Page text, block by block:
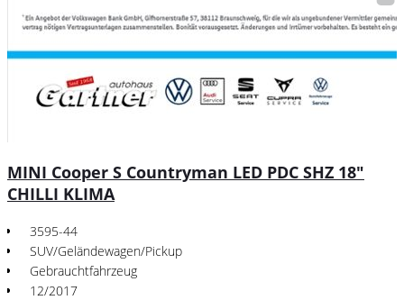
MINI Cooper S Countryman LED PDC SHZ 18"
CHILLI KLIMA
3595-44
SUV/Geländewagen/Pickup
Gebrauchtfahrzeug
12/2017